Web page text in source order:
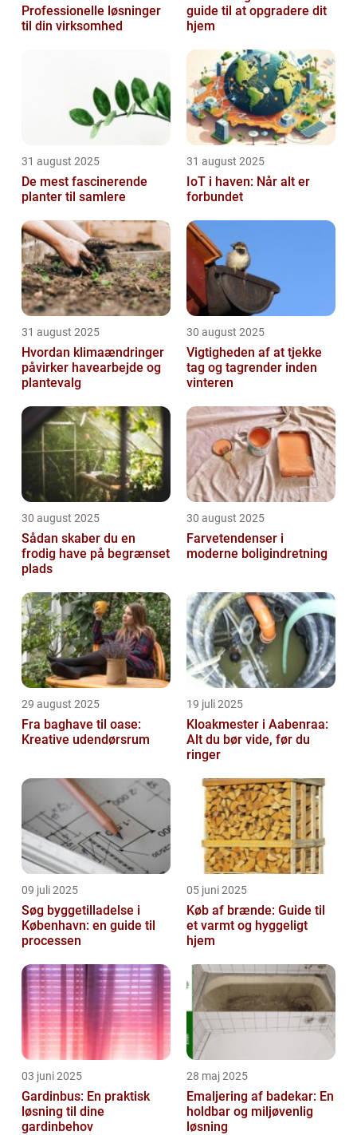
Professionelle løsninger
til din virksomhed
guide til at opgradere dit
hjem
31 august 2025
De mest fascinerende
planter til samlere
31 august 2025
IoT i haven: Når alt er
forbundet
31 august 2025
Hvordan klimaændringer
påvirker havearbejde og
plantevalg
30 august 2025
Vigtigheden af at tjekke
tag og tagrender inden
vinteren
30 august 2025
Sådan skaber du en
frodig have på begrænset
plads
30 august 2025
Farvetendenser i
moderne boligindretning
29 august 2025
Fra baghave til oase:
Kreative udendørsrum
19 juli 2025
Kloakmester i Aabenraa:
Alt du bør vide, før du
ringer
09 juli 2025
Søg byggetilladelse i
København: en guide til
processen
05 juni 2025
Køb af brænde: Guide til
et varmt og hyggeligt
hjem
03 juni 2025
Gardinbus: En praktisk
løsning til dine
gardinbehov
28 maj 2025
Emaljering af badekar: En
holdbar og miljøvenlig
løsning